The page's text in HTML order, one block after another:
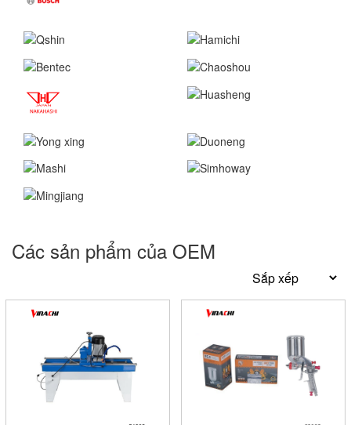
Các sản phẩm của OEM